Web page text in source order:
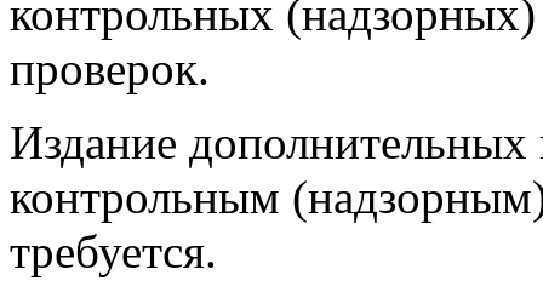
контрольных
проверок.
Издание
контрольным
требуется.